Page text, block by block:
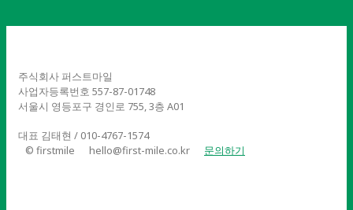
주식회사 퍼스트마일
사업자등록번호 557-87-01748
서울시 영등포구 경인로 755, 3층 A01
대표 김태현 / 010-4767-1574
© firstmile
hello@first-mile.co.kr 문의하기